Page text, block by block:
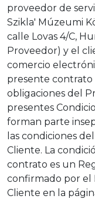
proveedor de
Szikla' Múzeumi
calle Lovas 4/C,
Proveedor) y el
comercio
presente contrato
obligaciones del
presentes
forman parte
las condiciones
Cliente. La
contrato es un
confirmado por el
Cliente en la